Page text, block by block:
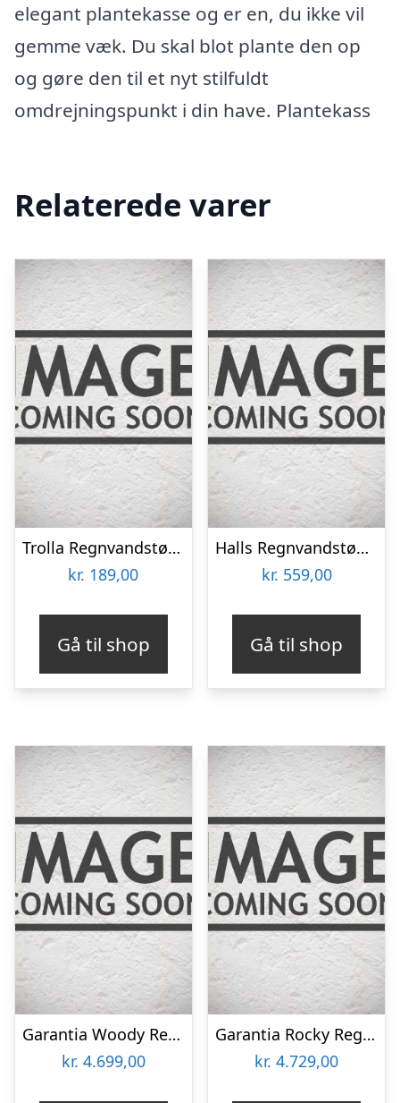
elegant plantekasse og er en, du ikke vil
gemme væk. Du skal blot plante den op
og gøre den til et nyt stilfuldt
omdrejningspunkt i din have. Plantekass
Relaterede varer
Trolla Regnvandstønde Square 203L – 501205
kr. 189,00
Gå til shop
Halls Regnvandstønde 100 L – E04632
kr. 559,00
Gå til shop
Garantia Woody Regnvandsbeholder 350l Mørk Brun
kr. 4.699,00
Garantia Rocky Regnvandsbeholder 400l Grå Granit
kr. 4.729,00